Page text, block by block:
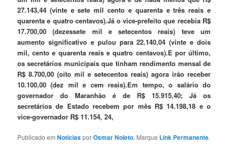
27.143,44 (vinte e sete mil cento e quarenta e três reais e
quarenta e quatro centavos).Já o vice-prefeito que recebia R$
17.700,00 (dezessete mil e setecentos reais) teve um
aumento significativo e pulou para 22.140,04 (vinte e dois
mil, cento e quarenta reais e quatro centavos).E por último,
os secretários municipais que tinham rendimento mensal de
R$ 8.700,00 (oito mil e setecentos reais) agora irão receber
10.100,00 (dez mil e cem reais).Em tempo, o salário do
governador do Maranhão é de R$ 15.915,40; Já os
secretários de Estado recebem por mês R$ 14.198,18 e o
vice-governador R$ 11.154, 24,
Publicado emNotíciasporOsmar Noleto. Marque Link Permanente.